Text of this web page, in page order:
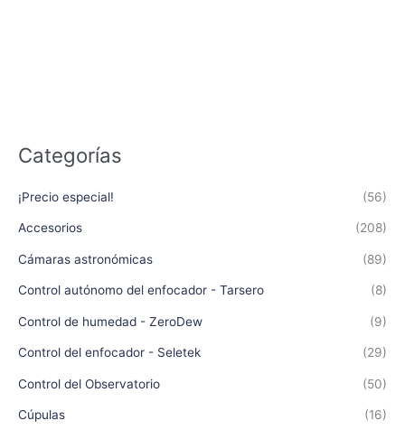
Categorías
¡Precio especial! (56)
Accesorios (208)
Cámaras astronómicas (89)
Control autónomo del enfocador - Tarsero (8)
Control de humedad - ZeroDew (9)
Control del enfocador - Seletek (29)
Control del Observatorio (50)
Cúpulas (16)